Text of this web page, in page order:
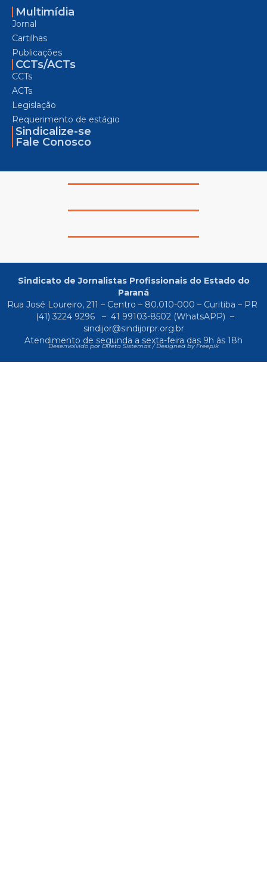
Multimídia
Jornal
Cartilhas
Publicações
CCTs/ACTs
CCTs
ACTs
Legislação
Requerimento de estágio
Sindicalize-se
Fale Conosco
Sindicato de Jornalistas Profissionais do Estado do
Paraná
Rua José Loureiro, 211 – Centro – 80.010-000 – Curitiba – PR
(41) 3224 9296
– 41 99103-8502(WhatsAPP) –
sindijor@sindijorpr.org.br
Atendimento de segunda a sexta-feira das 9h às 18h
Desenvolvido por Direta Sistemas /Designed by Freepik